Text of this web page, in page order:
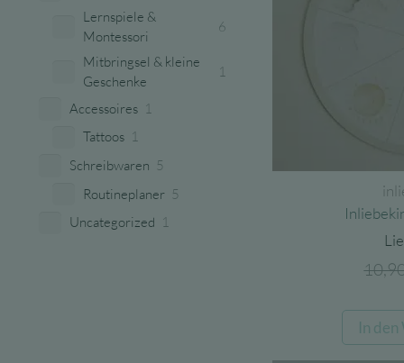
Lernspiele &
Montessori
6
Mitbringsel & kleine
Geschenke
1
Accessoires 1
Tattoos 1
Schreibwaren 5
Routineplaner 5
Uncategorized 1
In